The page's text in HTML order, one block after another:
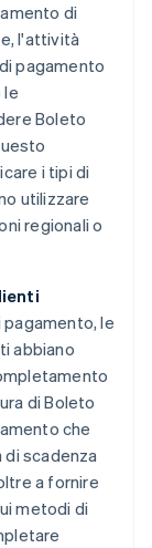
di
l'attività
pagamento
le
Boleto
i tipi di
utilizzare
regionali o
le
abbiano
di Boleto
che
scadenza
a fornire
metodi di